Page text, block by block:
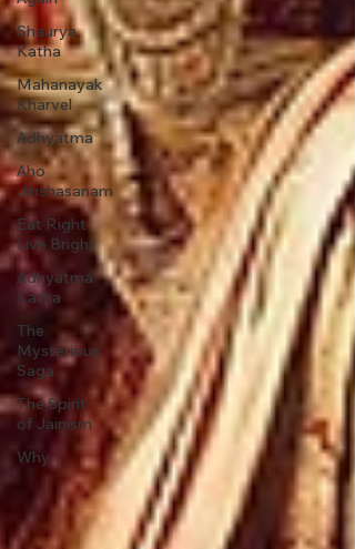
Shaurya
Katha
Mahanayak
Kharvel
Adhyatma
Aho
Jinshasanam
Eat Right
Live Bright
Adhyatma
Katha
The
Mysterious
Saga
The Spirit
of Jainism
Why